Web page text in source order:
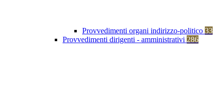
Provvedimenti organi indirizzo-politico 33
Provvedimenti dirigenti - amministrativi 286